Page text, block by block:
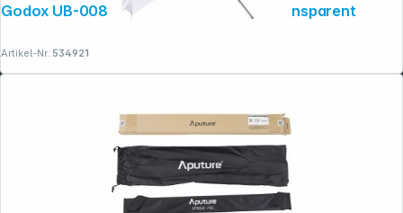
Godox UB-008 - 84 cm Studioschirm Transparent
Artikel-Nr.:534921